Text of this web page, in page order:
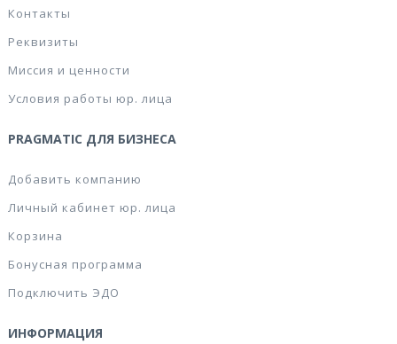
Контакты
Реквизиты
Миссия и ценности
Условия работы юр. лица
PRAGMATIC ДЛЯ БИЗНЕСА
Добавить компанию
Личный кабинет юр. лица
Корзина
Бонусная программа
Подключить ЭДО
ИНФОРМАЦИЯ